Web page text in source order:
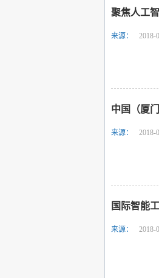
聚焦人工
来源： 2018-
中国（厦
来源： 2018-
国际智能
来源： 2018-